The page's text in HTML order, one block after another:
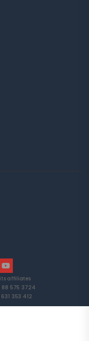
its affiliates
575 3724
353 412